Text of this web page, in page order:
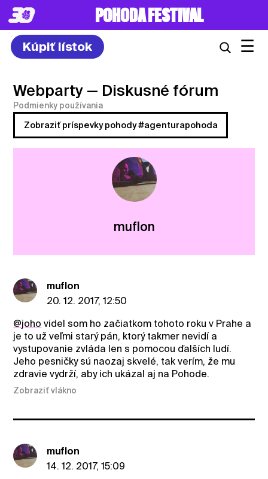
POHODA FESTIVAL
Kúpiť lístok ☰
Webparty — Diskusné fórum
Podmienky používania
Zobraziť príspevky pohody #agenturapohoda
muflon
muflon
20. 12. 2017, 12:50
@joho videl som ho začiatkom tohoto roku v Prahe a
je to už veľmi starý pán, ktorý takmer nevidí a
vystupovanie zvláda len s pomocou ďalších ludí.
Jeho pesničky sú naozaj skvelé, tak verím, že mu
zdravie vydrží, aby ich ukázal aj na Pohode.
Zobraziť vlákno
muflon
14. 12. 2017, 15:09